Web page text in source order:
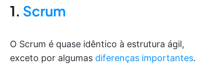
1. Scrum
O Scrum é quase idêntico à estrutura ágil,
exceto por algumas diferenças importantes.